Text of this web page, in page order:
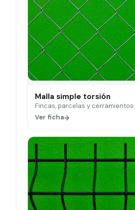
Malla simple torsión
Fincas, parcelas y cerramientos.
Ver ficha